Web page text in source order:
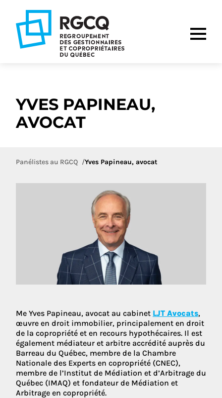
navigation
principale
contenu
YVES PAPINEAU,
AVOCAT
Panélistes au RGCQ Yves Papineau, avocat
Me Yves Papineau, avocat au cabinet LJT Avocats,
œuvre en droit immobilier, principalement en droit
de la copropriété et en recours hypothécaires. Il est
également médiateur et arbitre accrédité auprès du
Barreau du Québec, membre de la Chambre
Nationale des Experts en copropriété (CNEC),
membre de l’Institut de Médiation et d’Arbitrage du
Québec (IMAQ) et fondateur de Médiation et
Arbitrage en copropriété.